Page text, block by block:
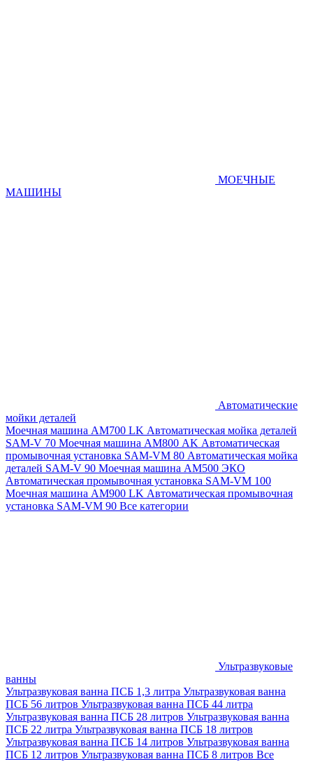
МОЕЧНЫЕ
МАШИНЫ
Автоматические
мойки деталей
Моечная машина AM700 LK Автоматическая мойка деталей
SAM-V 70 Моечная машина АМ800 AK Автоматическая
промывочная установка SAM-VM 80 Автоматическая мойка
деталей SAM-V 90 Моечная машина АМ500 ЭКО
Автоматическая промывочная установка SAM-VM 100
Моечная машина AM900 LK Автоматическая промывочная
установка SAM-VM 90 Все категории
Ультразвуковые
ванны
Ультразвуковая ванна ПСБ 1,3 литра Ультразвуковая ванна
ПСБ 56 литров Ультразвуковая ванна ПСБ 44 литра
Ультразвуковая ванна ПСБ 28 литров Ультразвуковая ванна
ПСБ 22 литра Ультразвуковая ванна ПСБ 18 литров
Ультразвуковая ванна ПСБ 14 литров Ультразвуковая ванна
ПСБ 12 литров Ультразвуковая ванна ПСБ 8 литров Все